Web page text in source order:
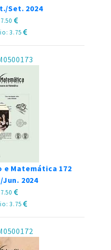
Set. 2024
3.75
e Matemática 172
Jun. 2024
3.75